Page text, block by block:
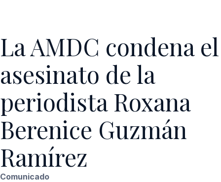
La AMDC condena el
asesinato de la
periodista Roxana
Berenice Guzmán
Ramírez
Comunicado